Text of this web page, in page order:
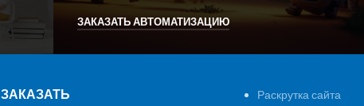
ЗАКАЗАТЬ АВТОМАТИЗАЦИЮ
ЗАКАЗАТЬ
Раскрутка сайта